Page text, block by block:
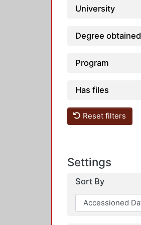
University
Degree obtained
Program
Has files
Reset filters
Settings
Sort By